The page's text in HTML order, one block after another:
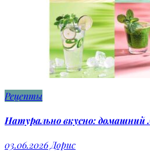
Рецепты
Натурально вкусно: домашний
03.06.2026 Дорис